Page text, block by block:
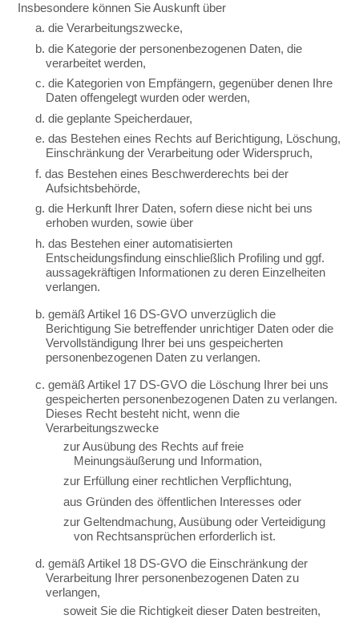
Insbesondere können Sie Auskunft über
a. die Verarbeitungszwecke,
b. die Kategorie der personenbezogenen Daten, die
verarbeitet werden,
c. die Kategorien von Empfängern, gegenüber denen Ihre
Daten offengelegt wurden oder werden,
d. die geplante Speicherdauer,
e. das Bestehen eines Rechts auf Berichtigung, Löschung,
Einschränkung der Verarbeitung oder Widerspruch,
f. das Bestehen eines Beschwerderechts bei der
Aufsichtsbehörde,
g. die Herkunft Ihrer Daten, sofern diese nicht bei uns
erhoben wurden, sowie über
h. das Bestehen einer automatisierten
Entscheidungsfindung einschließlich Profiling und ggf.
aussagekräftigen Informationen zu deren Einzelheiten
verlangen.
b. gemäß Artikel 16 DS-GVO unverzüglich die
Berichtigung Sie betreffender unrichtiger Daten oder die
Vervollständigung Ihrer bei uns gespeicherten
personenbezogenen Daten zu verlangen.
c. gemäß Artikel 17 DS-GVO die Löschung Ihrer bei uns
gespeicherten personenbezogenen Daten zu verlangen.
Dieses Recht besteht nicht, wenn die
Verarbeitungszwecke
zur Ausübung des Rechts auf freie
Meinungsäußerung und Information,
zur Erfüllung einer rechtlichen Verpflichtung,
aus Gründen des öffentlichen Interesses oder
zur Geltendmachung, Ausübung oder Verteidigung
von Rechtsansprüchen erforderlich ist.
d. gemäß Artikel 18 DS-GVO die Einschränkung der
Verarbeitung Ihrer personenbezogenen Daten zu
verlangen,
soweit Sie die Richtigkeit dieser Daten bestreiten,